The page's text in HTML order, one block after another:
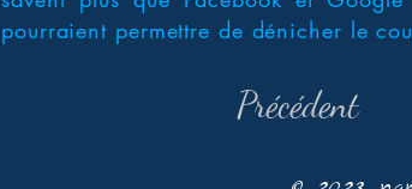
pourraient permettre de dénicher le
Précédent